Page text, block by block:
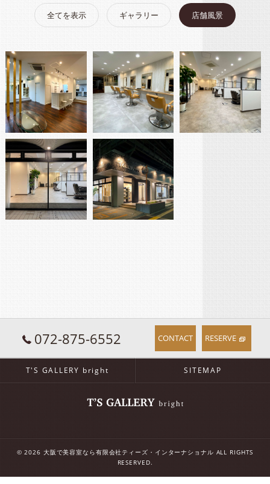
全てを表示 ギャラリー 店舗風景
072-875-6552 CONTACT RESERVE
T'S GALLERY bright SITEMAP
© 2026 大阪で美容室なら有限会社ティーズ・インターナショナル ALL RIGHTS
RESERVED.